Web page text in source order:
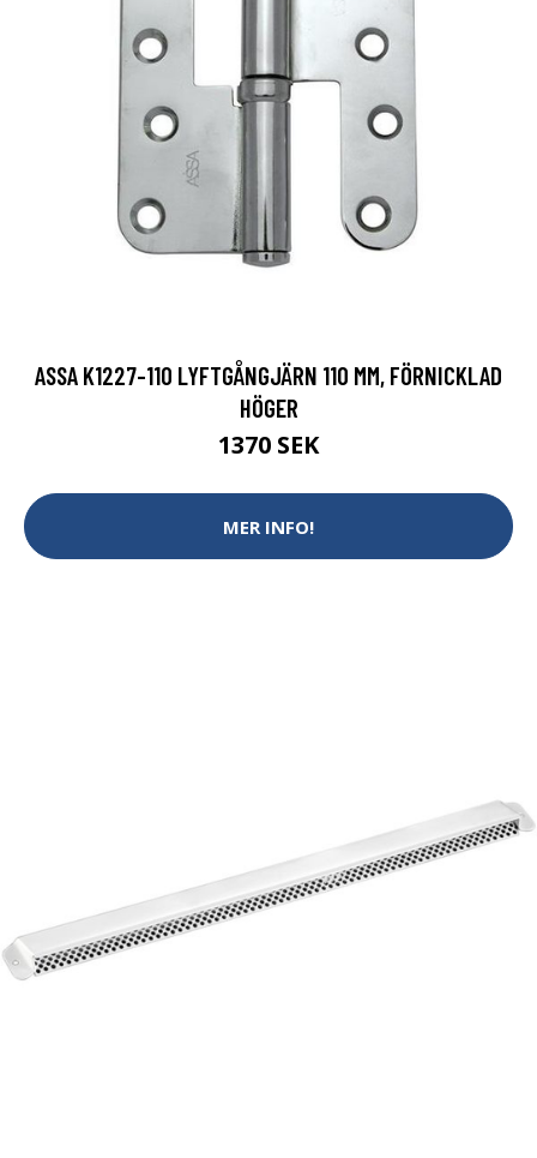
ASSA K1227-110 LYFTGÅNGJÄRN 110 MM, FÖRNICKLAD
HÖGER
1370 SEK
MER INFO!